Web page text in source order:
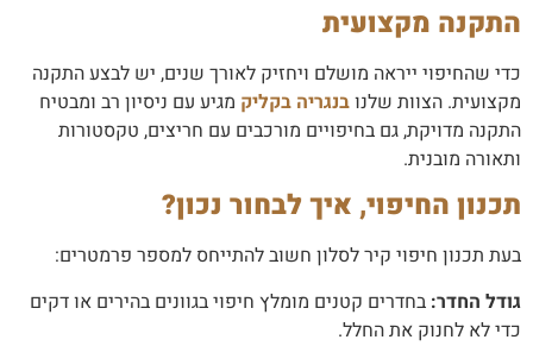
התקנה מקצועית
כדי שהחיפוי ייראה מושלם ויחזיק לאורך שנים, יש לבצע התקנה
מקצועית. הצוות שלנובנגריה בקליק מגיע עם ניסיון רב ומבטיח
התקנה מדויקת, גם בחיפויים מורכבים עם חריצים, טקסטורות
ותאורה מובנית.
תכנון החיפוי, איך לבחור נכון?
בעת תכנון חיפוי קיר לסלון חשוב להתייחס למספר פרמטרים:
גודל החדר: בחדרים קטנים מומלץ חיפוי בגוונים בהירים או דקים
כדי לא לחנוק את החלל.